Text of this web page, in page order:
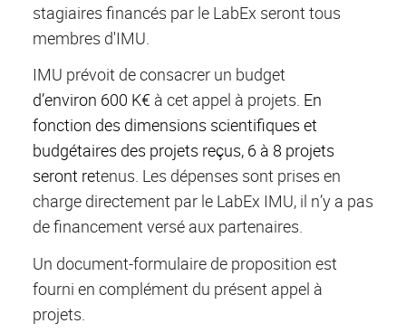
stagiaires financés par le LabEx seront tous
membres d'IMU.
IMU prévoit de consacrer un budget
d’environ 600 K€ à cet appel à projets. En
fonction des dimensions scientifiques et
budgétaires des projets reçus, 6 à 8 projets
seront retenus. Les dépenses sont prises en
charge directement par le LabEx IMU, il n’y a pas
de financement versé aux partenaires.
Un document-formulaire de proposition est
fourni en complément du présent appel à
projets.